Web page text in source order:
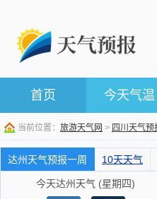
首页 今天气温
当前位置： 旅游天气网 > 四川天气预
达州天气预报一周 10天天气
今天达州天气 (星期四)